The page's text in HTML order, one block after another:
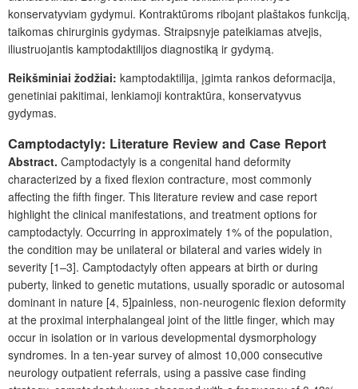
konservatyviam gydymui. Kontraktūroms ribojant plaštakos funkciją,
taikomas chirurginis gydymas. Straipsnyje pateikiamas atvejis,
iliustruojantis kamptodaktilijos diagnostiką ir gydymą.
Reikšminiai žodžiai: kamptodaktilija, įgimta rankos deformacija,
genetiniai pakitimai, lenkiamoji kontraktūra, konservatyvus
gydymas.
Camptodactyly: Literature Review and Case Report
Abstract. Camptodactyly is a congenital hand deformity
characterized by a fixed flexion contracture, most commonly
affecting the fifth finger. This literature review and case report
highlight the clinical manifestations, and treatment options for
camptodactyly. Occurring in approximately 1% of the population,
the condition may be unilateral or bilateral and varies widely in
severity [1–3]. Camptodactyly often appears at birth or during
puberty, linked to genetic mutations, usually sporadic or autosomal
dominant in nature [4, 5]painless, non-neurogenic ﬂexion deformity
at the proximal interphalangeal joint of the little ﬁnger, which may
occur in isolation or in various developmental dysmorphology
syndromes. In a ten-year survey of almost 10,000 consecutive
neurology outpatient referrals, using a passive case ﬁnding